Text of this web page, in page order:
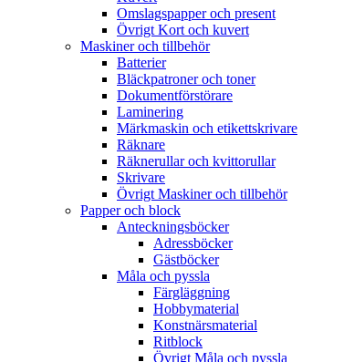
Omslagspapper och present
Övrigt Kort och kuvert
Maskiner och tillbehör
Batterier
Bläckpatroner och toner
Dokumentförstörare
Laminering
Märkmaskin och etikettskrivare
Räknare
Räknerullar och kvittorullar
Skrivare
Övrigt Maskiner och tillbehör
Papper och block
Anteckningsböcker
Adressböcker
Gästböcker
Måla och pyssla
Färgläggning
Hobbymaterial
Konstnärsmaterial
Ritblock
Övrigt Måla och pyssla